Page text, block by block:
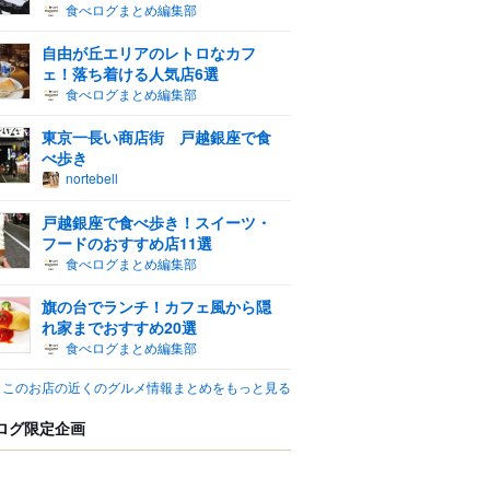
食べログまとめ編集部
自由が丘エリアのレトロなカフ
ェ！落ち着ける人気店6選
食べログまとめ編集部
東京一長い商店街 戸越銀座で食
べ歩き
nortebell
戸越銀座で食べ歩き！スイーツ・
フードのおすすめ店11選
食べログまとめ編集部
旗の台でランチ！カフェ風から隠
れ家までおすすめ20選
食べログまとめ編集部
このお店の近くのグルメ情報まとめをもっと見る
グ限定企画